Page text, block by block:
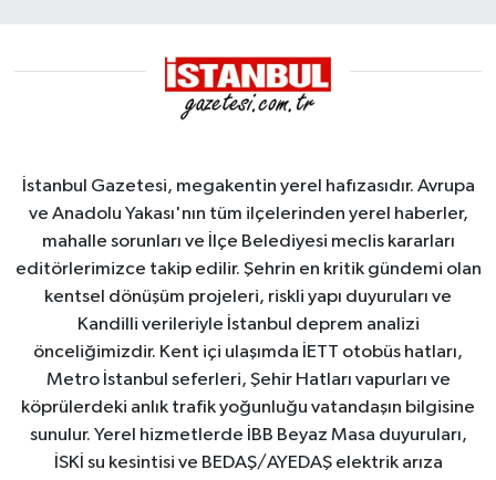
İstanbul Gazetesi, megakentin yerel hafızasıdır. Avrupa
ve Anadolu Yakası'nın tüm ilçelerinden yerel haberler,
mahalle sorunları ve İlçe Belediyesi meclis kararları
editörlerimizce takip edilir. Şehrin en kritik gündemi olan
kentsel dönüşüm projeleri, riskli yapı duyuruları ve
Kandilli verileriyle İstanbul deprem analizi
önceliğimizdir. Kent içi ulaşımda İETT otobüs hatları,
Metro İstanbul seferleri, Şehir Hatları vapurları ve
köprülerdeki anlık trafik yoğunluğu vatandaşın bilgisine
sunulur. Yerel hizmetlerde İBB Beyaz Masa duyuruları,
İSKİ su kesintisi ve BEDAŞ/AYEDAŞ elektrik arıza